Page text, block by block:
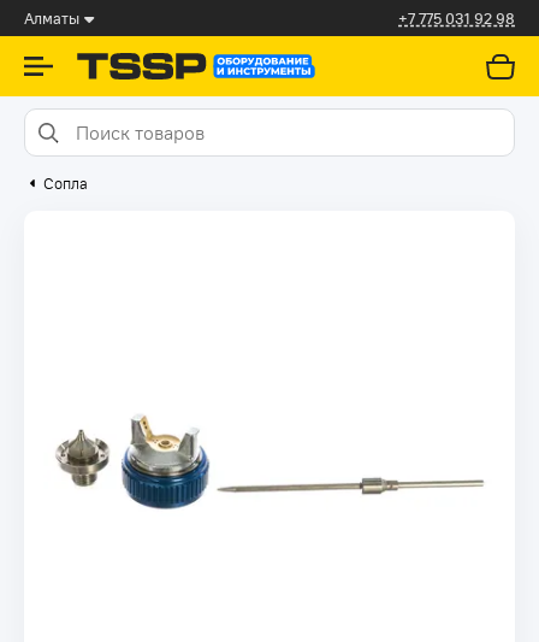
Алматы +7 775 031 92 98
Сопла